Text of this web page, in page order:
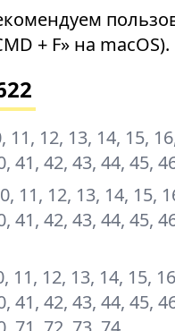
+ F» на macOS).
11, 12, 13, 14, 15,
41, 42, 43, 44, 45,
11, 12, 13, 14, 15,
41, 42, 43, 44, 45,
11, 12, 13, 14, 15,
41, 42, 43, 44, 45,